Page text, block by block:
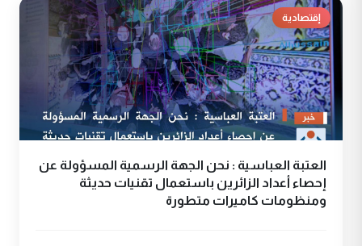
إقتصادية
العتبة العباسية : نحن الجهة الرسمية المسؤولة عن
إحصاء أعداد الزائرين باستعمال تقنيات حديثة
ومنظومات كاميرات متطورة